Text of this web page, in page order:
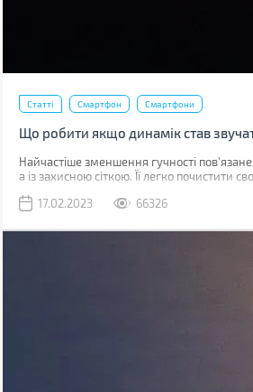
Статті Смартфон Смартфони
Що робити якщо динамік став
Найчастіше зменшення гучності
а із захисною сіткою. Її легко почистити
17.02.2023
66326